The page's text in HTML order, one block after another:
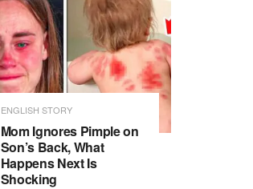
ENGLISH STORY
Mom Ignores Pimple on
Son’s Back, What
Happens Next Is
Shocking